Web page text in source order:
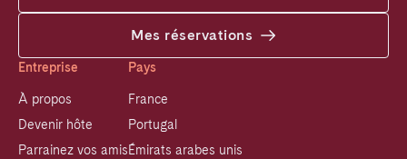
Mes réservations
Entreprise
À propos
Devenir hôte
Parrainez vos amis
Pays
France
Portugal
Émirats arabes unis